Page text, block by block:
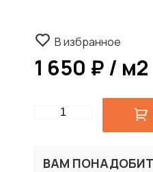
В избранное
1 650 ₽ / м2
Quantity
ВАМ